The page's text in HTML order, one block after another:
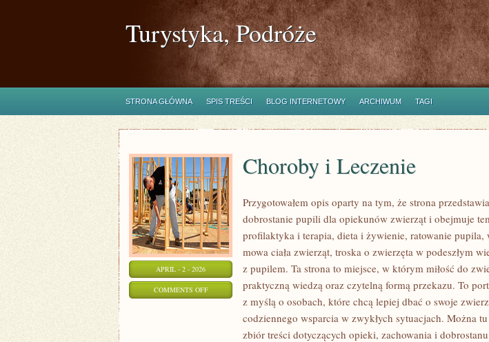
Turystyka, Podróże
STRONA GŁÓWNA SPIS TREŚCI BLOG INTERNETOWY ARCHIWUM TAGI
APRIL - 2 - 2026
COMMENTS OFFON
Choroby i Leczenie
Przygotowałem opis oparty na tym, że strona
dobrostanie pupili dla opiekunów zwierząt i obejmuje
profilaktyka i terapia, dieta i żywienie, ratowanie pupila,
mowa ciała zwierząt, troska o zwierzęta w podeszłym
z pupilem. Ta strona to miejsce, w którym miłość do
praktyczną wiedzą oraz czytelną formą przekazu. To
z myślą o osobach, które chcą lepiej dbać o swoje
codziennego wsparcia w zwykłych sytuacjach. Można
zbiór treści dotyczących opieki, zachowania i